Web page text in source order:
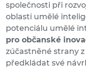
společnosti při
oblasti umělé
potenciálu umělé
pro občanské
zúčastněné strany
předkládat své